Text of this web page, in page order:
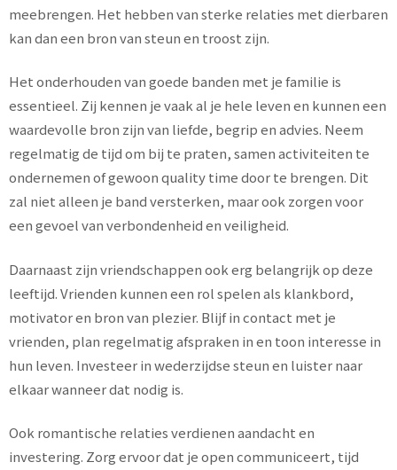
meebrengen. Het hebben van sterke relaties met dierbaren
kan dan een bron van steun en troost zijn.
Het onderhouden van goede banden met je familie is
essentieel. Zij kennen je vaak al je hele leven en kunnen een
waardevolle bron zijn van liefde, begrip en advies. Neem
regelmatig de tijd om bij te praten, samen activiteiten te
ondernemen of gewoon quality time door te brengen. Dit
zal niet alleen je band versterken, maar ook zorgen voor
een gevoel van verbondenheid en veiligheid.
Daarnaast zijn vriendschappen ook erg belangrijk op deze
leeftijd. Vrienden kunnen een rol spelen als klankbord,
motivator en bron van plezier. Blijf in contact met je
vrienden, plan regelmatig afspraken in en toon interesse in
hun leven. Investeer in wederzijdse steun en luister naar
elkaar wanneer dat nodig is.
Ook romantische relaties verdienen aandacht en
investering. Zorg ervoor dat je open communiceert, tijd